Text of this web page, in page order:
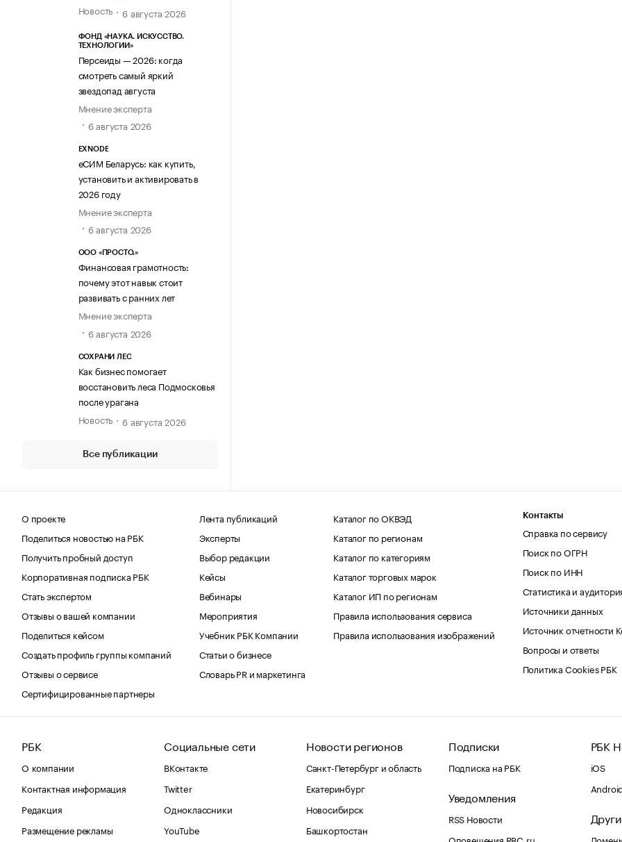
Новость
6 августа 2026
ФОНД «НАУКА. ИСКУССТВО.
ТЕХНОЛОГИИ»
Персеиды — 2026: когда
смотреть самый яркий
звездопад августа
Мнение эксперта
6 августа 2026
EXNODE
еСИМ Беларусь: как купить,
установить и активировать в
2026 году
Мнение эксперта
6 августа 2026
ООО «ПРОСТО.»
Финансовая грамотность:
почему этот навык стоит
развивать с ранних лет
Мнение эксперта
6 августа 2026
СОХРАНИ ЛЕС
Как бизнес помогает
восстановить леса Подмосковья
после урагана
Новость
6 августа 2026
Все публикации
О проекте
Поделиться новостью на РБК
Получить пробный доступ
Корпоративная подписка РБК
Стать экспертом
Отзывы о вашей компании
Поделиться кейсом
Создать профиль группы компаний
Отзывы о сервисе
Сертифицированные партнеры
Лента публикаций
Эксперты
Выбор редакции
Кейсы
Вебинары
Мероприятия
Учебник РБК Компании
Статьи о бизнесе
Словарь PR и маркетинга
Каталог по ОКВЭД
Каталог по регионам
Каталог по категориям
Каталог торговых марок
Каталог ИП по регионам
Правила использования сервиса
Правила использования изображений
Контакты
Справка по сервису
Поиск по ОГРН
Поиск по ИНН
Статистика и
Источники данных
Источник отчетности
Вопросы и ответы
Политика Cookies РБК
РБК
О компании
Контактная информация
Редакция
Размещение рекламы
Социальные сети
ВКонтакте
Twitter
Одноклассники
YouTube
Новости регионов
Санкт-Петербург и область
Екатеринбург
Новосибирск
Башкортостан
Подписки
Подписка на РБК
Уведомления
RSS Новости
Оповещения RBC.ru
РБК
iOS